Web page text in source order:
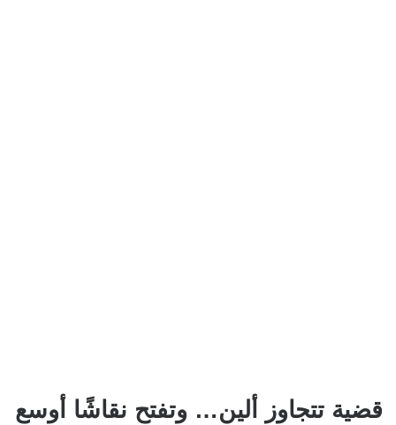
قضية تتجاوز ألين… وتفتح نقاشًا أوسع